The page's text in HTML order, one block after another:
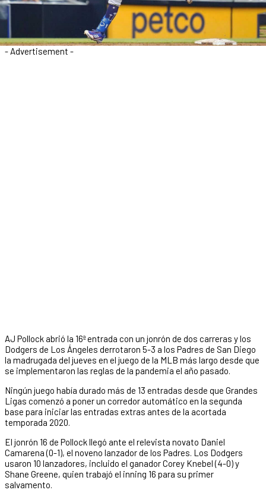
- Advertisement -
AJ Pollock abrió la 16ª entrada con un jonrón de dos carreras y los
Dodgers de Los Ángeles derrotaron 5-3 a los Padres de San Diego
la madrugada del jueves en el juego de la MLB más largo desde que
se implementaron las reglas de la pandemia el año pasado.
Ningún juego había durado más de 13 entradas desde que Grandes
Ligas comenzó a poner un corredor automático en la segunda
base para iniciar las entradas extras antes de la acortada
temporada 2020.
El jonrón 16 de Pollock llegó ante el relevista novato Daniel
Camarena (0-1), el noveno lanzador de los Padres. Los Dodgers
usaron 10 lanzadores, incluido el ganador Corey Knebel (4-0) y
Shane Greene, quien trabajó el inning 16 para su primer
salvamento.